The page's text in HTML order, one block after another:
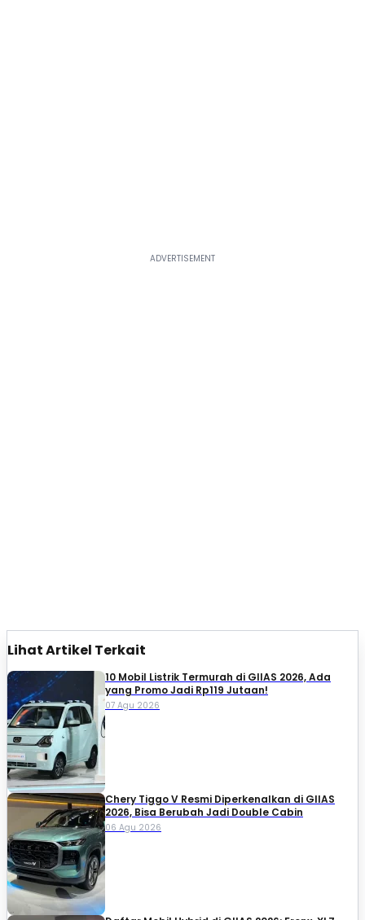
Lihat Artikel Terkait
10 Mobil Listrik Termurah di GIIAS 2026, Ada
yang Promo Jadi Rp119 Jutaan!
07 Agu 2026
Chery Tiggo V Resmi Diperkenalkan di GIIAS
2026, Bisa Berubah Jadi Double Cabin
06 Agu 2026